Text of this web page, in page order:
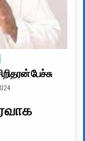
பேச்சு
DATE: